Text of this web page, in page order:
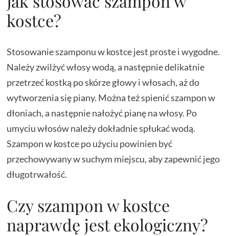
kostce?
Stosowanie szamponu w kostce jest proste i wygodne.
Należy zwilżyć włosy wodą, a następnie delikatnie
przetrzeć kostką po skórze głowy i włosach, aż do
wytworzenia się piany. Można też spienić szampon w
dłoniach, a następnie nałożyć pianę na włosy. Po
umyciu włosów należy dokładnie spłukać wodą.
Szampon w kostce po użyciu powinien być
przechowywany w suchym miejscu, aby zapewnić jego
długotrwałość.
Czy szampon w kostce
naprawdę jest ekologiczny?